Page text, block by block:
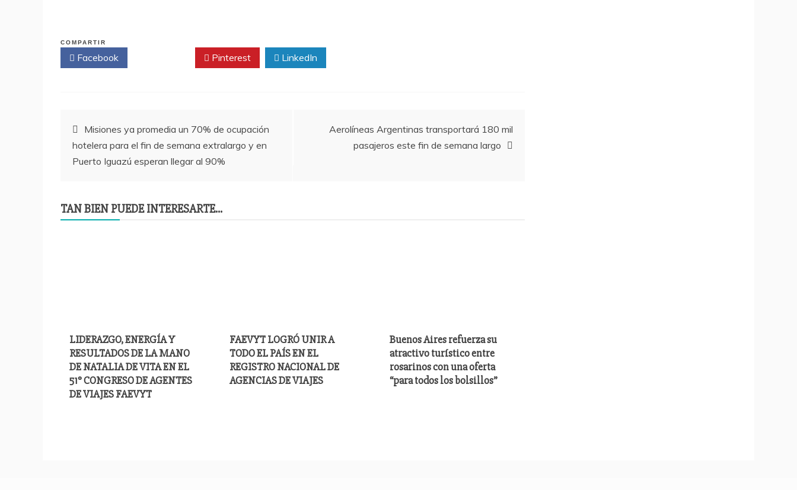
COMPARTIR
Facebook Pinterest LinkedIn
Navegación
de
Misiones ya promedia un 70% de ocupación
hotelera para el fin de semana extralargo y en
Puerto Iguazú esperan llegar al 90%
Aerolíneas Argentinas transportará 180 mil
pasajeros este fin de semana largo
TAN BIEN PUEDE INTERESARTE...
LIDERAZGO, ENERGÍA Y
RESULTADOS DE LA MANO
DE NATALIA DE VITA EN EL
51° CONGRESO DE AGENTES
DE VIAJES FAEVYT
FAEVYT LOGRÓ UNIR A
TODO EL PAÍS EN EL
REGISTRO NACIONAL DE
AGENCIAS DE VIAJES
Buenos Aires refuerza su
atractivo turístico entre
rosarinos con una oferta
“para todos los bolsillos”